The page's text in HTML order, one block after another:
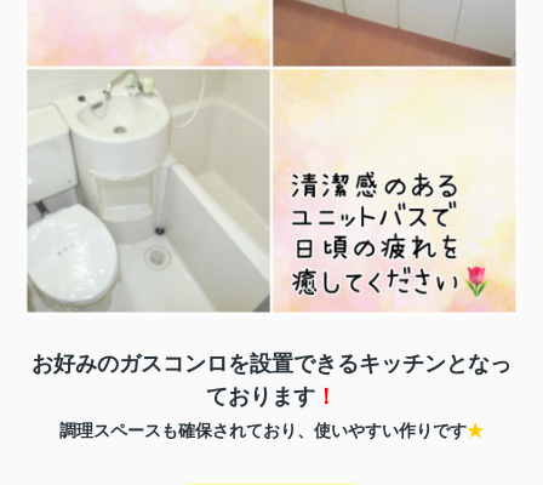
お好みのガスコンロを設置できるキッチンとなっ
ております ！
調理スペースも確保されており、 使いやすい作りです★